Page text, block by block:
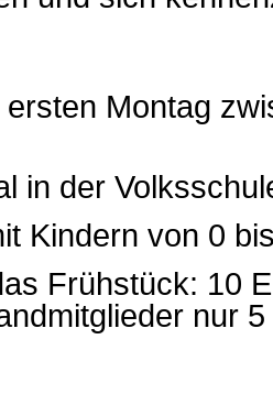
Montag
in der
Kindern von 0
Frühstück: 10
nur